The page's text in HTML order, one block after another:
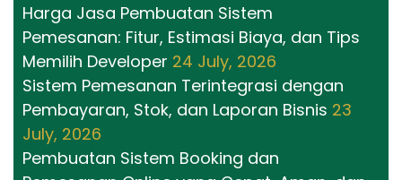
Harga Jasa Pembuatan Sistem
Pemesanan: Fitur, Estimasi Biaya, dan Tips
Memilih Developer 24 July, 2026
Sistem Pemesanan Terintegrasi dengan
Pembayaran, Stok, dan Laporan Bisnis 23
July, 2026
Pembuatan Sistem Booking dan